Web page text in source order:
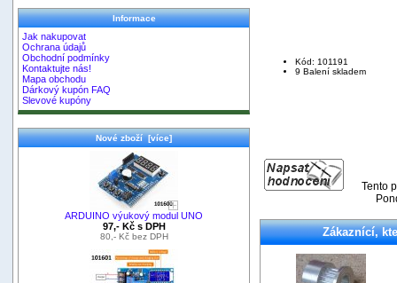
Informace
Jak nakupovat
Ochrana údajů
Obchodní podmínky
Kontaktujte nás!
Mapa obchodu
Dárkový kupón FAQ
Slevové kupóny
Nové zboží [více]
ARDUINO výukový modul UNO
97,- Kč s DPH
80,- Kč bez DPH
Kód: 101191
9 Balení skladem
Tento
Zákaznící,